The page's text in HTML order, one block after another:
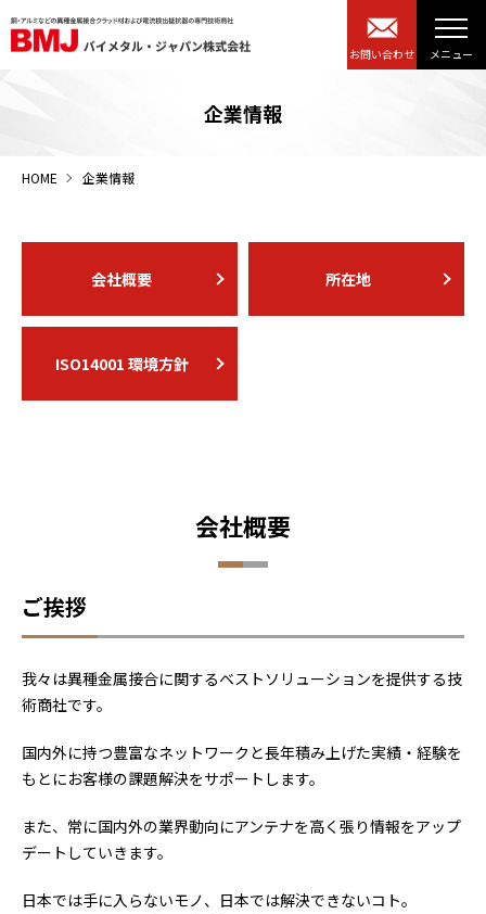
お問い合わせ
企業情報
HOME 企業情報
会社概要 所在地
ISO14001 環境方針
会社概要
ご挨拶
我々は異種金属接合に関するベストソリューションを提供する技
術商社です。
国内外に持つ豊富なネットワークと長年積み上げた実績・経験を
もとにお客様の課題解決をサポートします。
また、常に国内外の業界動向にアンテナを高く張り情報をアップ
デートしていきます。
日本では手に入らないモノ、日本では解決できないコト。